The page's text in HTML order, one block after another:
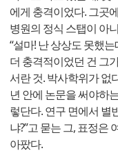
에게 충격이었다. 그곳
병원의 정식 스탭이 아
“설마! 난 상상도 못했는
더 충격적이었던 건 그
서란 것. 박사학위가 없
년 안에 논문을 써야하
렇단다. 연구 면에서 별
냐?”고 묻는 그, 표정은
아팠다.